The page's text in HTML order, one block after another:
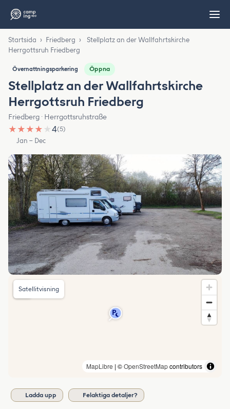
Startsida › Friedberg ›
Stellplatz an der Wallfahrtskirche
Herrgottsruh Friedberg
Övernattningsparkering Öppna
Stellplatz an der Wallfahrtskirche
Herrgottsruh Friedberg
Friedberg · Herrgottsruhstraße
★ ★ ★ ★ ★4(5)
Jan – Dec
MapLibre | ©OpenStreetMapcontributors
Satellitvisning
Ladda upp Felaktiga detaljer?